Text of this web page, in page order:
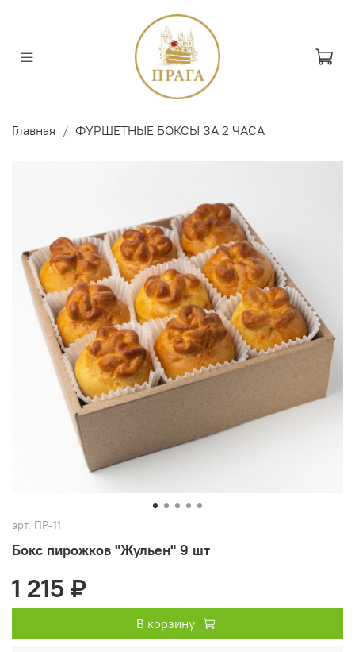
Главная ФУРШЕТНЫЕ БОКСЫ ЗА 2 ЧАСА
арт. ПР-11
Бокс пирожков "Жульен" 9 шт
1 215 ₽
В корзину